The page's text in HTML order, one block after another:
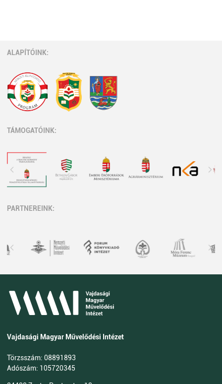
ALAPÍTÓINK:
TÁMOGATÓINK:
PARTNEREINK:
Vajdasági Magyar Művelődési Intézet
Törzsszám: 08891893
Adószám: 105720345